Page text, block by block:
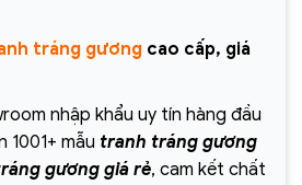
tráng gương cao cấp, giá
nhập khẩu uy tín hàng đầu
1001+ mẫu tranh tráng gương
gương giá rẻ, cam kết chất